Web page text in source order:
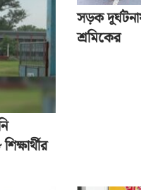
সড়ক
শ্রমিকের